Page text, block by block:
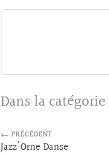
Dans la catégorie
← PRÉCÉDENT
Jazz'Orne Danse